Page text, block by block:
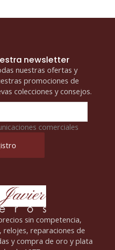
newsletter
nuestras ofertas y
promociones de
colecciones y consejos.
comerciales
sin competencia,
relojes, reparaciones de
y compra de oro y plata